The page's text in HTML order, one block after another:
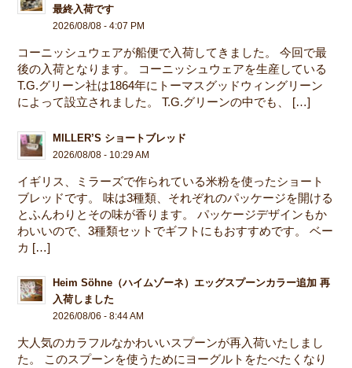
最終入荷です
2026/08/08 - 4:07 PM
コーニッシュウェアが船便で入荷してきました。 今回で最
後の入荷となります。 コーニッシュウェアを生産している
T.G.グリーン社は1864年にトーマスグッドウィングリーン
によって設立されました。 T.G.グリーンの中でも、 […]
MILLER’S ショートブレッド
2026/08/08 - 10:29 AM
イギリス、ミラーズで作られている米粉を使ったショート
ブレッドです。 味は3種類、それぞれのパッケージを開ける
とふんわりとその味が香ります。 パッケージデザインもか
わいいので、3種類セットでギフトにもおすすめです。 ベー
カ […]
Heim Söhne（ハイムゾーネ）エッグスプーンカラー追加 再
入荷しました
2026/08/06 - 8:44 AM
大人気のカラフルなかわいいスプーンが再入荷いたしまし
た。 このスプーンを使うためにヨーグルトをたべたくなり